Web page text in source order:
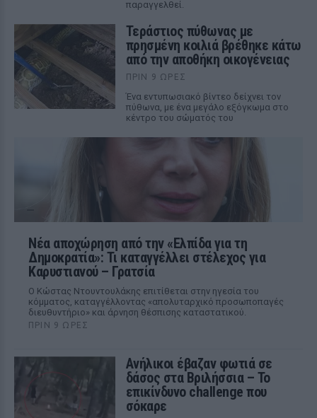
παραγγελθεί.
Τεράστιος πύθωνας με
πρησμένη κοιλιά βρέθηκε κάτω
από την αποθήκη οικογένειας
ΠΡΙΝ 9 ΏΡΕΣ
Ένα εντυπωσιακό βίντεο δείχνει τον
πύθωνα, με ένα μεγάλο εξόγκωμα στο
κέντρο του σώματός του
Νέα αποχώρηση από την «Ελπίδα για τη
Δημοκρατία»: Τι καταγγέλλει στέλεχος για
Καρυστιανού – Γρατσία
Ο Κώστας Ντουντουλάκης επιτίθεται στην ηγεσία του
κόμματος, καταγγέλλοντας «απολυταρχικό προσωποπαγές
διευθυντήριο» και άρνηση θέσπισης καταστατικού.
ΠΡΙΝ 9 ΏΡΕΣ
Ανήλικοι έβαζαν φωτιά σε
δάσος στα Βριλήσσια – Το
επικίνδυνο challenge που
σόκαρε